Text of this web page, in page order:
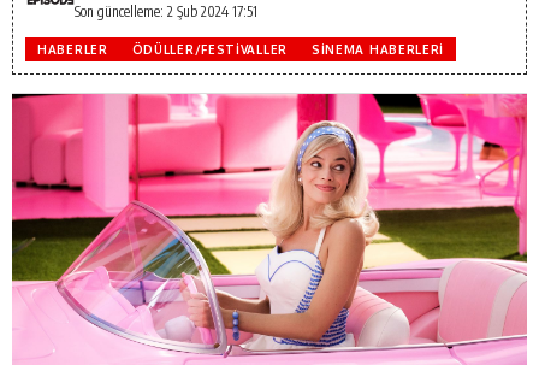
Son güncelleme: 2 Şub 2024 17:51
HABERLER ÖDÜLLER/FESTIVALLER SINEMA HABERLERI